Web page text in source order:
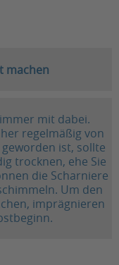
machen
mit dabei.
regelmäßig von
ist, sollte
trocknen, ehe Sie
die Scharniere
Um den
imprägnieren